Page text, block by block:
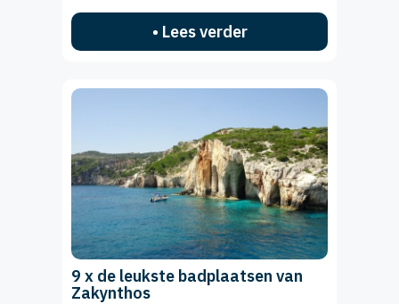
• Lees verder
9 x de leukste badplaatsen van
Zakynthos